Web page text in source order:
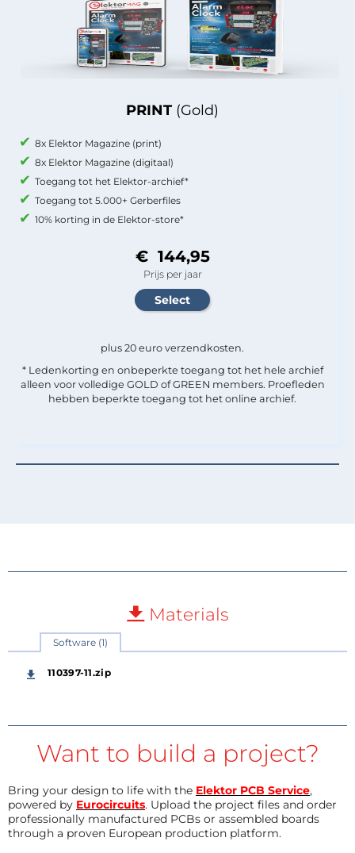
PRINT (Gold)
8x Elektor Magazine (print)
8x Elektor Magazine (digitaal)
Toegang tot het Elektor-archief*
Toegang tot 5.000+ Gerberfiles
10% korting in de Elektor-store*
€ 144,95
Prijs per jaar
plus 20 euro verzendkosten.
* Ledenkorting en onbeperkte toegang tot het hele archief
alleen voor volledige GOLD of GREEN members. Proefleden
hebben beperkte toegang tot het online archief.
Materials
Software (1)
110397-11.zip
Want to build a project?
Bring your design to life with the Elektor PCB Service,
powered by Eurocircuits. Upload the project files and order
professionally manufactured PCBs or assembled boards
through a proven European production platform.